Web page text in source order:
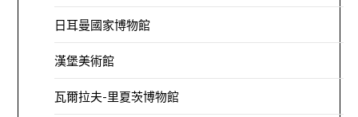
日耳曼國家博物館
漢堡美術館
瓦爾拉夫-里夏茨博物館